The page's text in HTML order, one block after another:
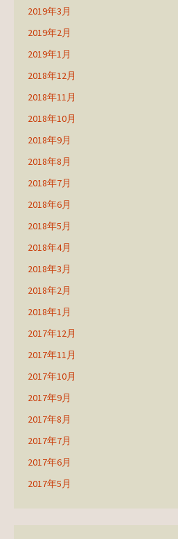
2019年3月
2019年2月
2019年1月
2018年12月
2018年11月
2018年10月
2018年9月
2018年8月
2018年7月
2018年6月
2018年5月
2018年4月
2018年3月
2018年2月
2018年1月
2017年12月
2017年11月
2017年10月
2017年9月
2017年8月
2017年7月
2017年6月
2017年5月